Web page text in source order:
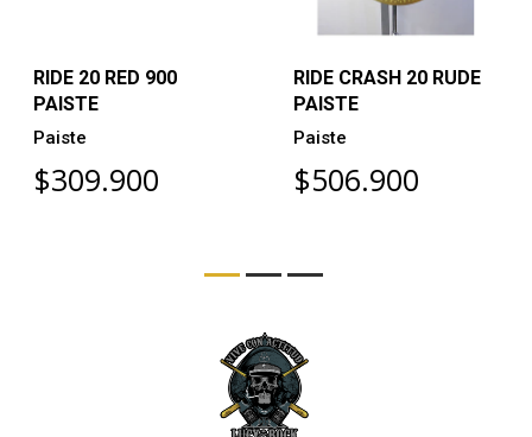
RIDE 20 RED 900
PAISTE
Paiste
$309.900
RIDE CRASH 20 RUDE
PAISTE
Paiste
$506.900